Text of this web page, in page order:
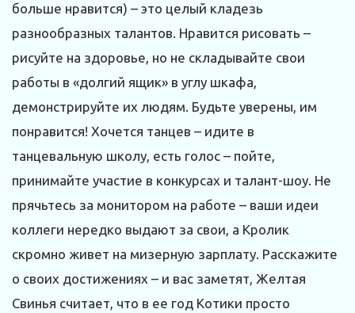
больше нравится) – это целый кладезь
разнообразных талантов. Нравится рисовать –
рисуйте на здоровье, но не складывайте свои
работы в «долгий ящик» в углу шкафа,
демонстрируйте их людям. Будьте уверены, им
понравится! Хочется танцев – идите в
танцевальную школу, есть голос – пойте,
принимайте участие в конкурсах и талант-шоу. Не
прячьтесь за монитором на работе – ваши идеи
коллеги нередко выдают за свои, а Кролик
скромно живет на мизерную зарплату. Расскажите
о своих достижениях – и вас заметят, Желтая
Свинья считает, что в ее год Котики просто